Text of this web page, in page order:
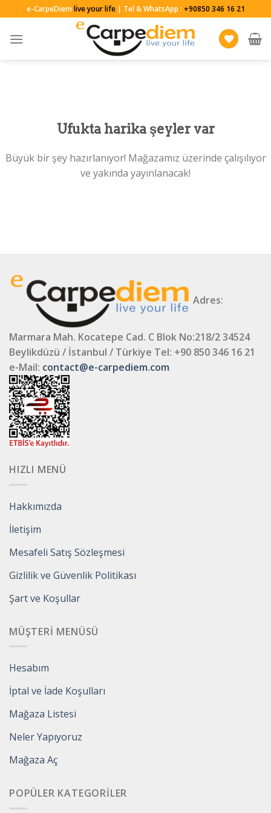
to
content
e-CarpeDiemlive your life| Tel & WhatsApp : +90850 346 16 21
Ufukta harika şeyler var
Büyük bir şey hazırlanıyor! Mağazamız üzerinde çalışılıyor
ve yakında yayınlanacak!
Adres:
Marmara Mah. Kocatepe Cad. C Blok No:218/2 34524
Beylikdüzü / İstanbul / Türkiye Tel: +90 850 346 16 21
e-Mail: contact@e-carpediem.com
HIZLI MENÜ
Hakkımızda
İletişim
Mesafeli Satış Sözleşmesi
Gizlilik ve Güvenlik Politikası
Şart ve Koşullar
MÜŞTERI MENÜSÜ
Hesabım
İptal ve İade Koşulları
Mağaza Listesi
Neler Yapıyoruz
Mağaza Aç
POPÜLER KATEGORILER